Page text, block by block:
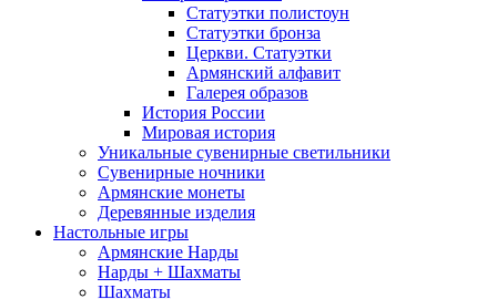
Статуэтки полистоун
Статуэтки бронза
Церкви. Статуэтки
Армянский алфавит
Галерея образов
История России
Мировая история
Уникальные сувенирные светильники
Сувенирные ночники
Армянские монеты
Деревянные изделия
Настольные игры
Армянские Нарды
Нарды + Шахматы
Шахматы